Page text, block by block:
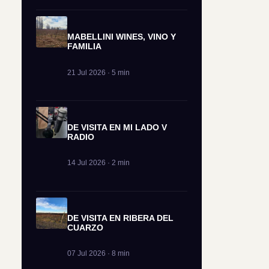
MABELLINI WINES, VINO Y
FAMILIA
21 Jul 2026 · 5 min
DE VISITA EN MI LADO V
RADIO
14 Jul 2026 · 2 min
DE VISITA EN RIBERA DEL
CUARZO
07 Jul 2026 · 8 min